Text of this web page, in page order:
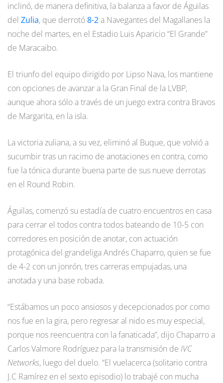
inclinó, de manera definitiva, la balanza a favor de Águilas
del Zulia, que derrotó8-2a Navegantes del Magallanes la
noche del martes, en el Estadio Luis Aparicio “El Grande”
de Maracaibo.
El triunfo del equipo dirigido por Lipso Nava, los mantiene
con opciones de avanzar a la Gran Final de la LVBP,
aunque ahora sólo a través de un juego extra contra Bravos
de Margarita, en la isla.
La victoria zuliana, a su vez, eliminó al Buque, que volvió a
sucumbir tras un racimo de anotaciones en contra, como
fue la tónica durante buena parte de sus nueve derrotas
en el Round Robin.
Águilas, comenzó su estadía de cuatro encuentros en casa
para cerrar el todos contra todos bateando de 10-5 con
corredores en posición de anotar, con actuación
protagónica del grandeliga Andrés Chaparro, quien se fue
de 4-2 con un jonrón, tres carreras empujadas, una
anotada y una base robada.
“Estábamos un poco ansiosos y decepcionados por como
nos fue en la gira, pero regresar al nido es muy especial,
porque nos reencuentra con la fanaticada”, dijo Chaparro a
Carlos Valmore Rodríguez para la transmisión de IVC
Networks, luego del duelo. “El vuelacerca (solitario contra
J.C Ramírez en el sexto episodio) lo trabajé con mucha